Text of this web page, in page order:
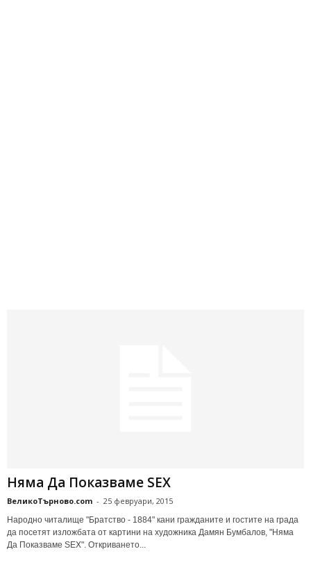
Няма Да Показваме SEX
ВеликоТърново.com - 25 февруари, 2015
Народно читалище "Братство - 1884" кани гражданите и гостите на града
да посетят изложбата от картини на художника Дамян Бумбалов, "Няма
Да Показваме SEX". Откриването...